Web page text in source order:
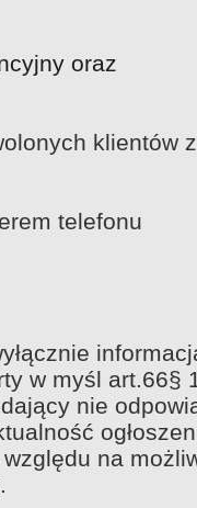
oraz
klientów z
telefonu
w myśl art.66§
nie
na